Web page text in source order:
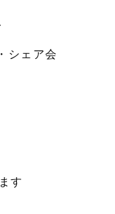
シェア会
す